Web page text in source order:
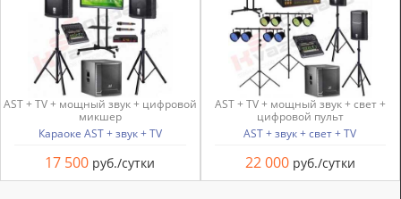
AST + TV + мощный звук + цифровой
микшер
Караоке AST + звук + TV
17 500 руб./сутки
AST + TV + мощный звук + свет +
цифровой пульт
AST + звук + свет + TV
22 000 руб./сутки